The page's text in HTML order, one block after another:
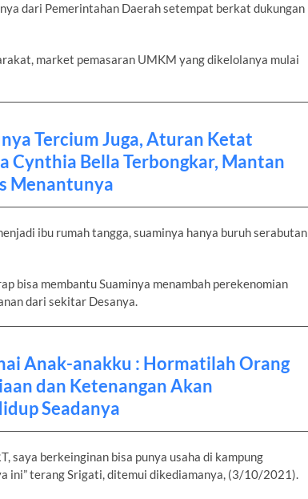
dari Pemerintahan Daerah setempat berkat dukungan
market pemasaran UMKM yang dikelolanya mulai
Tercium Juga, Aturan Ketat
Cynthia Bella Terbongkar, Mantan
Menantunya
ibu rumah tangga, suaminya hanya buruh serabutan
bisa membantu Suaminya menambah perekenomian
dari sekitar Desanya.
Anak-anakku : Hormatilah Orang
dan Ketenangan Akan
Seadanya
saya berkeinginan bisa punya usaha di kampung
ini” terang Srigati, ditemui dikediamanya, (3/10/2021).